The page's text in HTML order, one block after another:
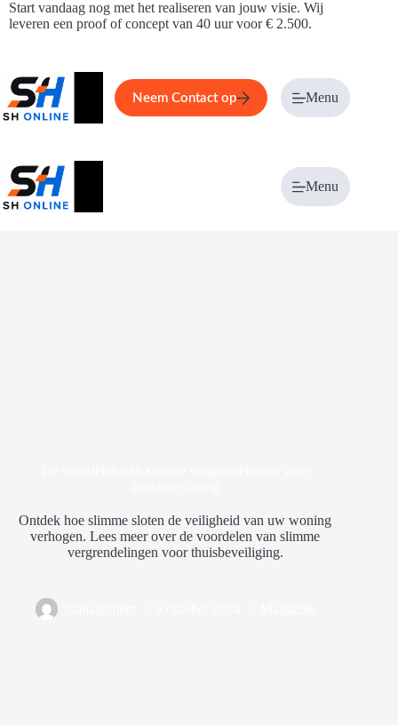
Ga
naar
Start vandaag nog met het realiseren van jouw visie. Wij
leveren een proof of concept van 40 uur voor € 2.500.
Home Service Over ons
Neem Contact op Menu
Menu
Ontdek hoe slimme sloten de veiligheid van uw woning
verhogen. Lees meer over de voordelen van slimme
vergrendelingen voor thuisbeveiliging.